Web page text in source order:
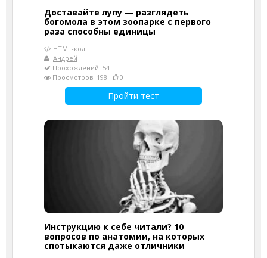
Доставайте лупу — разглядеть
богомола в этом зоопарке с первого
раза способны единицы
HTML-код
Андрей
Прохождений: 54
Просмотров: 198
0
Пройти тест
Инструкцию к себе читали? 10
вопросов по анатомии, на которых
спотыкаются даже отличники